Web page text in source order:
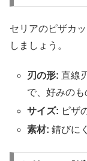
セリアのピザカ
しましょう。
刃の形: 直線
で、好みのも
サイズ: ピザ
素材: 錆びに